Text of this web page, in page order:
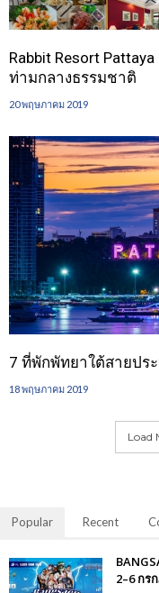
Rabbit Resort
ท่ามกลางธรรมชาติ
20 พฤษภาคม 2019
7 ที่พักพัทยาใต้สายปร
18 พฤษภาคม 2019
Load
Popular Recent
2–6 กร